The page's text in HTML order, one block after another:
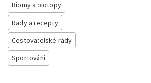
Biomy a biotopy
Rady a recepty
Cestovatelské rady
Sportování